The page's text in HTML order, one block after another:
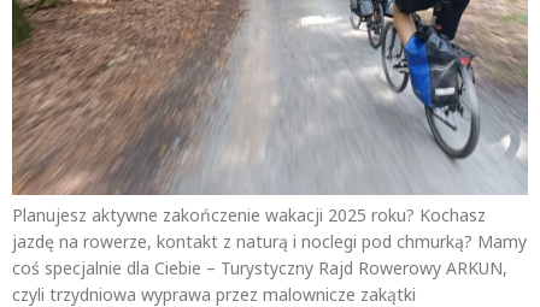
Planujesz aktywne zakończenie wakacji 2025 roku? Kochasz
jazdę na rowerze, kontakt z naturą i noclegi pod chmurką? Mamy
coś specjalnie dla Ciebie – Turystyczny Rajd Rowerowy ARKUN,
czyli trzydniowa wyprawa przez malownicze zakątki